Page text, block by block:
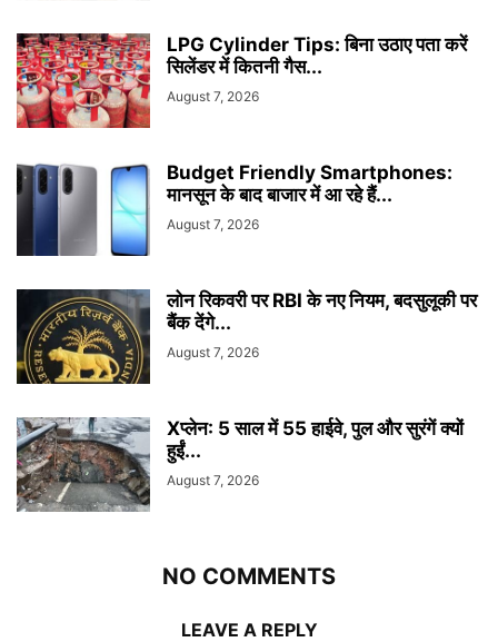
LPG Cylinder Tips: बिना उठाए पता करें
सिलेंडर में कितनी गैस...
August 7, 2026
Budget Friendly Smartphones:
मानसून के बाद बाजार में आ रहे हैं...
August 7, 2026
लोन रिकवरी पर RBI के नए नियम, बदसुलूकी पर
बैंक देंगे...
August 7, 2026
Xप्लेन: 5 साल में 55 हाईवे, पुल और सुरंगें क्यों
हुईं...
August 7, 2026
NO COMMENTS
LEAVE A REPLY